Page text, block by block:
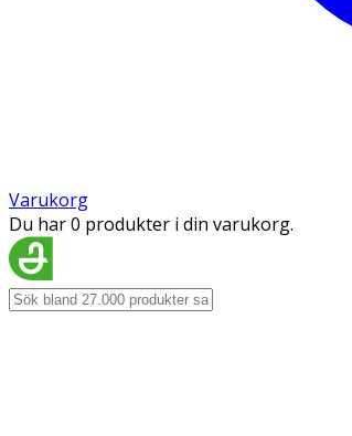
Varukorg
Du har 0 produkter i din varukorg.